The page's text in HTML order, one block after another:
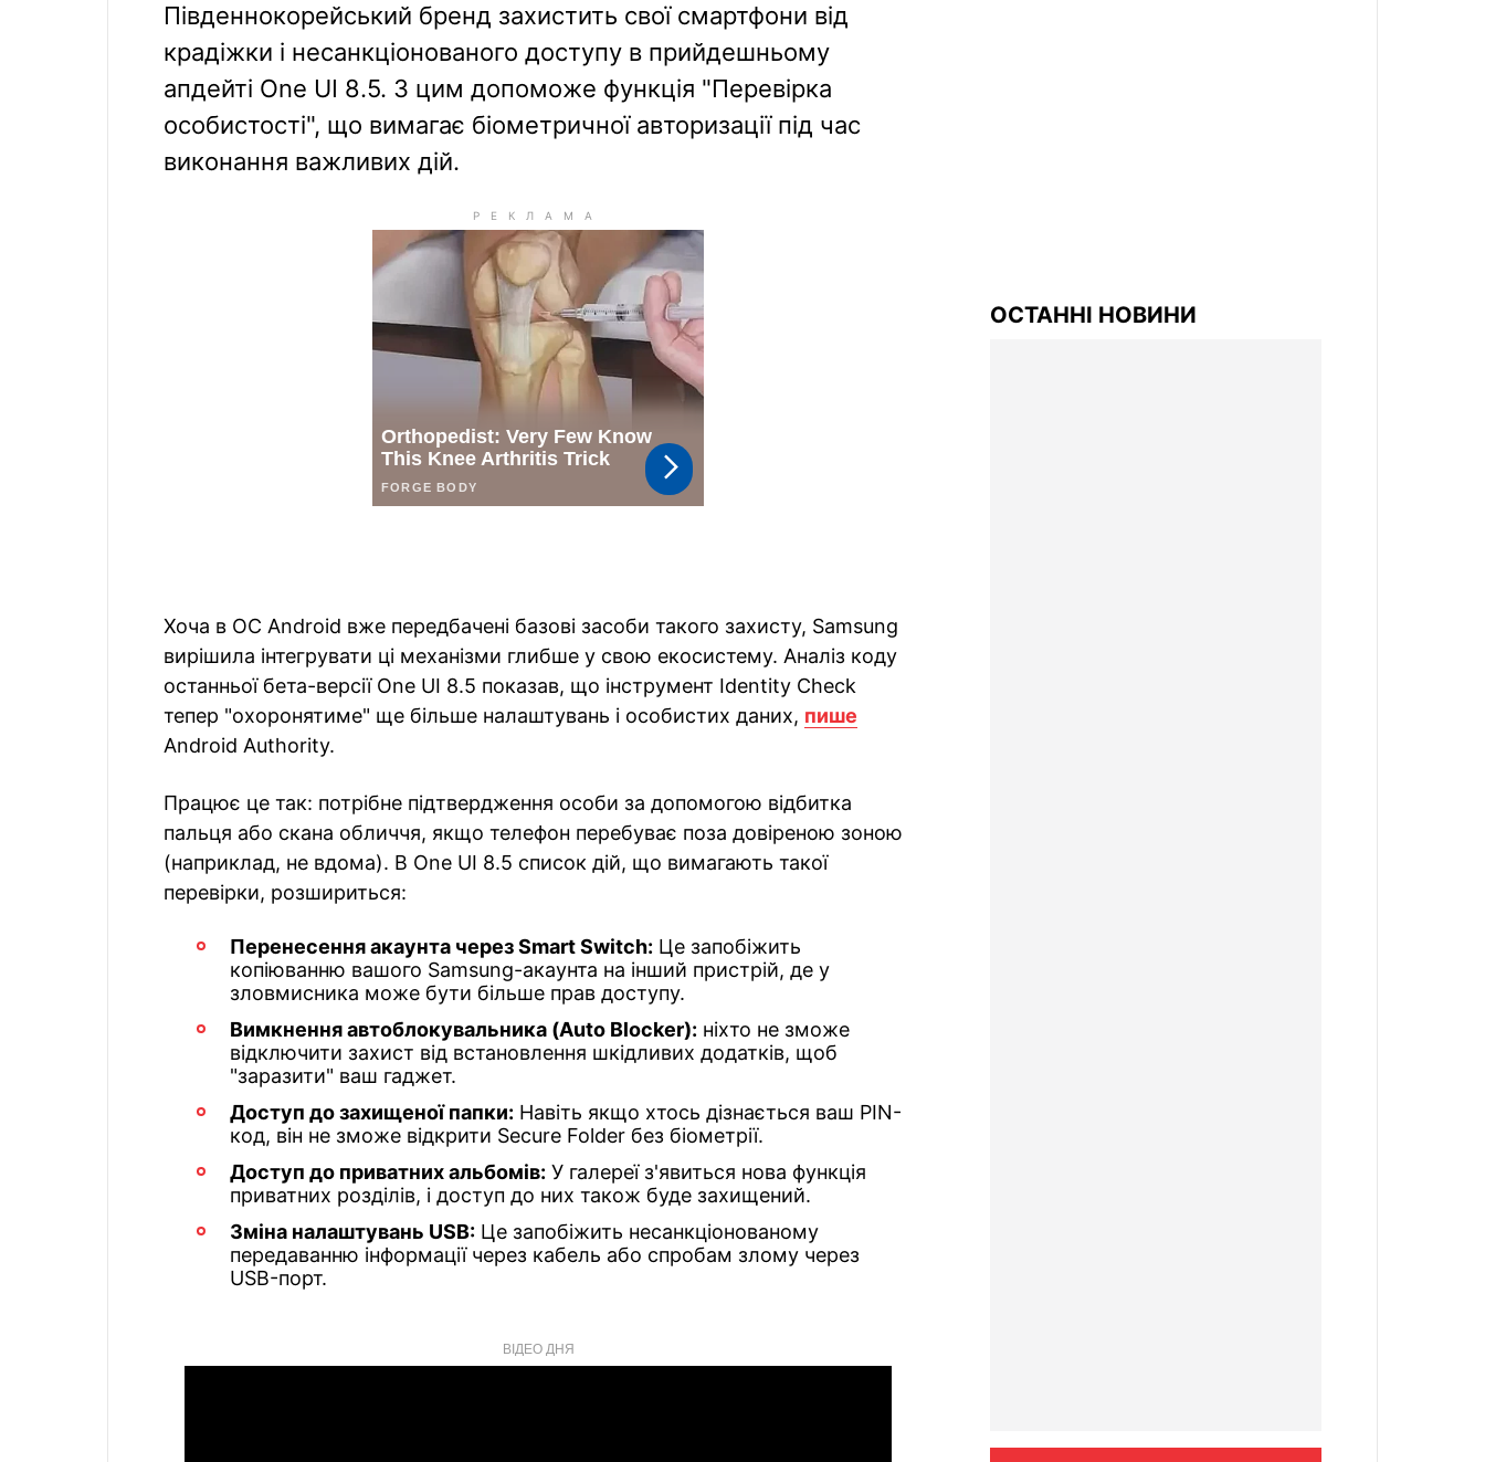
Південнокорейський бренд захистить свої смартфони від
крадіжки і несанкціонованого доступу в прийдешньому
апдейті One UI 8.5. З цим допоможе функція "Перевірка
особистості", що вимагає біометричної авторизації під час
виконання важливих дій.
Хоча в ОС Android вже передбачені базові засоби такого захисту, Samsung
вирішила інтегрувати ці механізми глибше у свою екосистему. Аналіз коду
останньої бета-версії One UI 8.5 показав, що інструмент Identity Check
тепер "охоронятиме" ще більше налаштувань і особистих даних, пише
Android Authority.
Працює це так: потрібне підтвердження особи за допомогою відбитка
пальця або скана обличчя, якщо телефон перебуває поза довіреною зоною
(наприклад, не вдома). В One UI 8.5 список дій, що вимагають такої
перевірки, розшириться:
Перенесення акаунта через Smart Switch: Це запобіжить
копіюванню вашого Samsung-акаунта на інший пристрій, де у
зловмисника може бути більше прав доступу.
Вимкнення автоблокувальника (Auto Blocker): ніхто не зможе
відключити захист від встановлення шкідливих додатків, щоб
"заразити" ваш гаджет.
Доступ до захищеної папки: Навіть якщо хтось дізнається ваш PIN-
код, він не зможе відкрити Secure Folder без біометрії.
Доступ до приватних альбомів: У галереї з'явиться нова функція
приватних розділів, і доступ до них також буде захищений.
Зміна налаштувань USB: Це запобіжить несанкціонованому
передаванню інформації через кабель або спробам злому через
USB-порт.
ВІДЕО ДНЯ
ОСТАННІ НОВИНИ